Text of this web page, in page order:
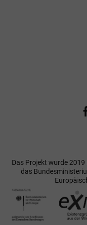
Das Projekt wurde 2019
das